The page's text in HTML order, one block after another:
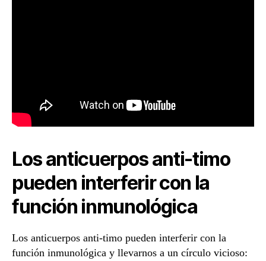
Los anticuerpos anti-timo
pueden interferir con la
función inmunológica
Los anticuerpos anti-timo pueden interferir con la
función inmunológica y llevarnos a un círculo vicioso: